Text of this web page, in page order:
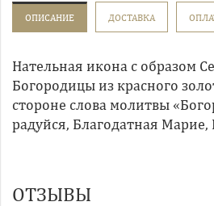
ОПИСАНИЕ ДОСТАВКА
Нательная икона с образом
Богородицы из красного
стороне слова молитвы
радуйся, Благодатная Марие,
ОТЗЫВЫ